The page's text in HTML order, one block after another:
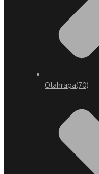
Olahraga(70)